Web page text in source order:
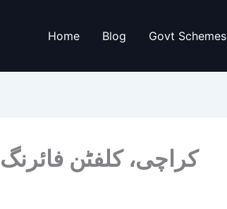
Home Blog Govt Schemes
کراچی، کلفٹن